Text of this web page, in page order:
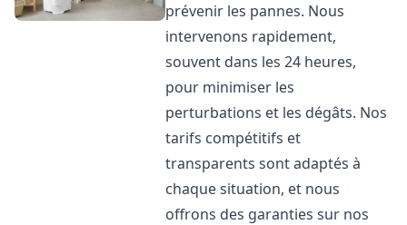
prévenir les pannes. Nous
intervenons rapidement,
souvent dans les 24 heures,
pour minimiser les
perturbations et les dégâts. Nos
tarifs compétitifs et
transparents sont adaptés à
chaque situation, et nous
offrons des garanties sur nos